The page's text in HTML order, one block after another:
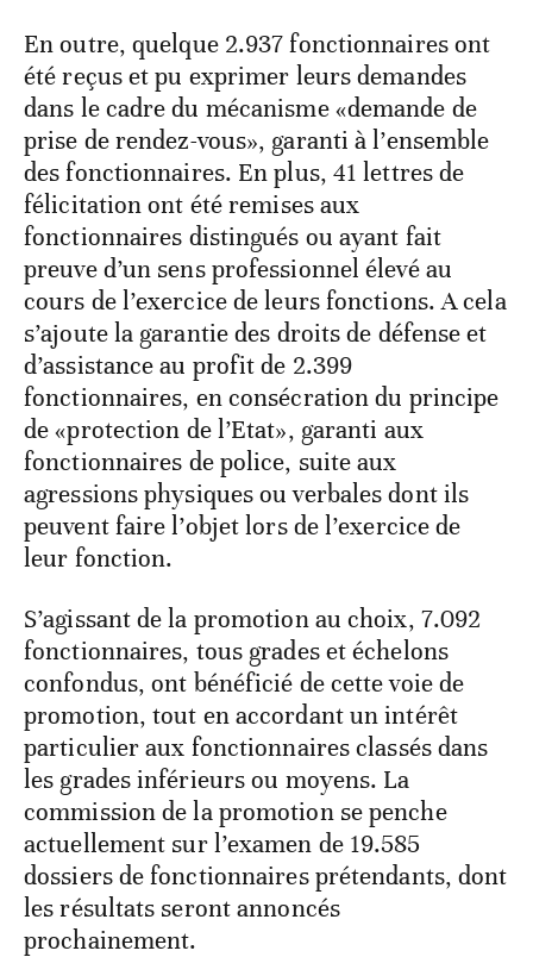
En outre, quelque 2.937 fonctionnaires ont
été reçus et pu exprimer leurs demandes
dans le cadre du mécanisme «demande de
prise de rendez-vous», garanti à l’ensemble
des fonctionnaires. En plus, 41 lettres de
félicitation ont été remises aux
fonctionnaires distingués ou ayant fait
preuve d’un sens professionnel élevé au
cours de l’exercice de leurs fonctions. A cela
s’ajoute la garantie des droits de défense et
d’assistance au profit de 2.399
fonctionnaires, en consécration du principe
de «protection de l’Etat», garanti aux
fonctionnaires de police, suite aux
agressions physiques ou verbales dont ils
peuvent faire l’objet lors de l’exercice de
leur fonction.
S’agissant de la promotion au choix, 7.092
fonctionnaires, tous grades et échelons
confondus, ont bénéficié de cette voie de
promotion, tout en accordant un intérêt
particulier aux fonctionnaires classés dans
les grades inférieurs ou moyens. La
commission de la promotion se penche
actuellement sur l’examen de 19.585
dossiers de fonctionnaires prétendants, dont
les résultats seront annoncés
prochainement.